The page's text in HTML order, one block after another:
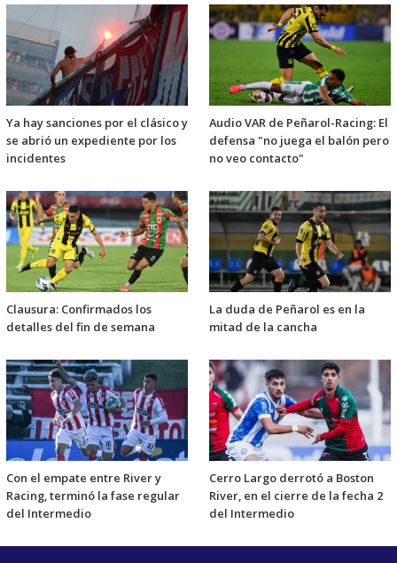
Ya hay sanciones por el clásico y
se abrió un expediente por los
incidentes
Audio VAR de Peñarol-Racing: El
defensa "no juega el balón pero
no veo contacto"
Clausura: Confirmados los
detalles del fin de semana
La duda de Peñarol es en la
mitad de la cancha
Con el empate entre River y
Racing, terminó la fase regular
del Intermedio
Cerro Largo derrotó a Boston
River, en el cierre de la fecha 2
del Intermedio